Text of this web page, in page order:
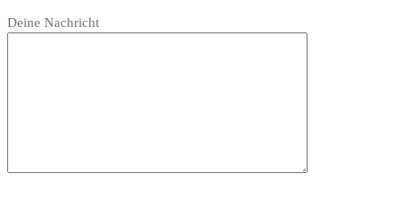
leer.
lasse
Deine Nachricht